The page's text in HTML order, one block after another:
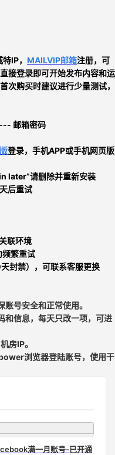
IP， MAILVIP邮箱注册， 可
接登录即可开始发布内容和运
次购买时建议进行少量测试，
邮箱密码
登录， 手机APP或手机网页版
later”请删除并重新安装
后重试
联环境
频繁重试
封禁），可联系客服更换
账号安全和正常使用。
和信息，每天只改一项， 可进
房IP。
浏览器登陆账号，使用干
满一月账号-已开通